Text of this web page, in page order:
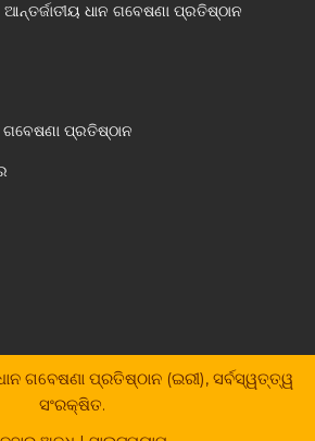
ଆନ୍ତର୍ଜାତୀୟ ଧାନ ଗବେଷଣା ପ୍ରତିଷ୍ଠାନ
ଗବେଷଣା ପ୍ରତିଷ୍ଠାନ
ଗବେଷଣା ପ୍ରତିଷ୍ଠାନ (ଇରୀ), ସର୍ବସ୍ୱତ୍ତ୍ୱ
ସଂରକ୍ଷିତ.